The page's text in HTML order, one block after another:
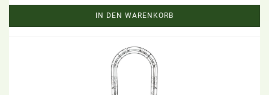
IN DEN WARENKORB